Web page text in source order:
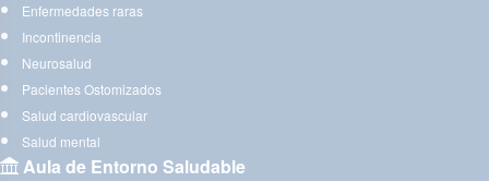
Enfermedades raras
Incontinencia
Neurosalud
Pacientes Ostomizados
Salud cardiovascular
Salud mental
Aula de Entorno Saludable